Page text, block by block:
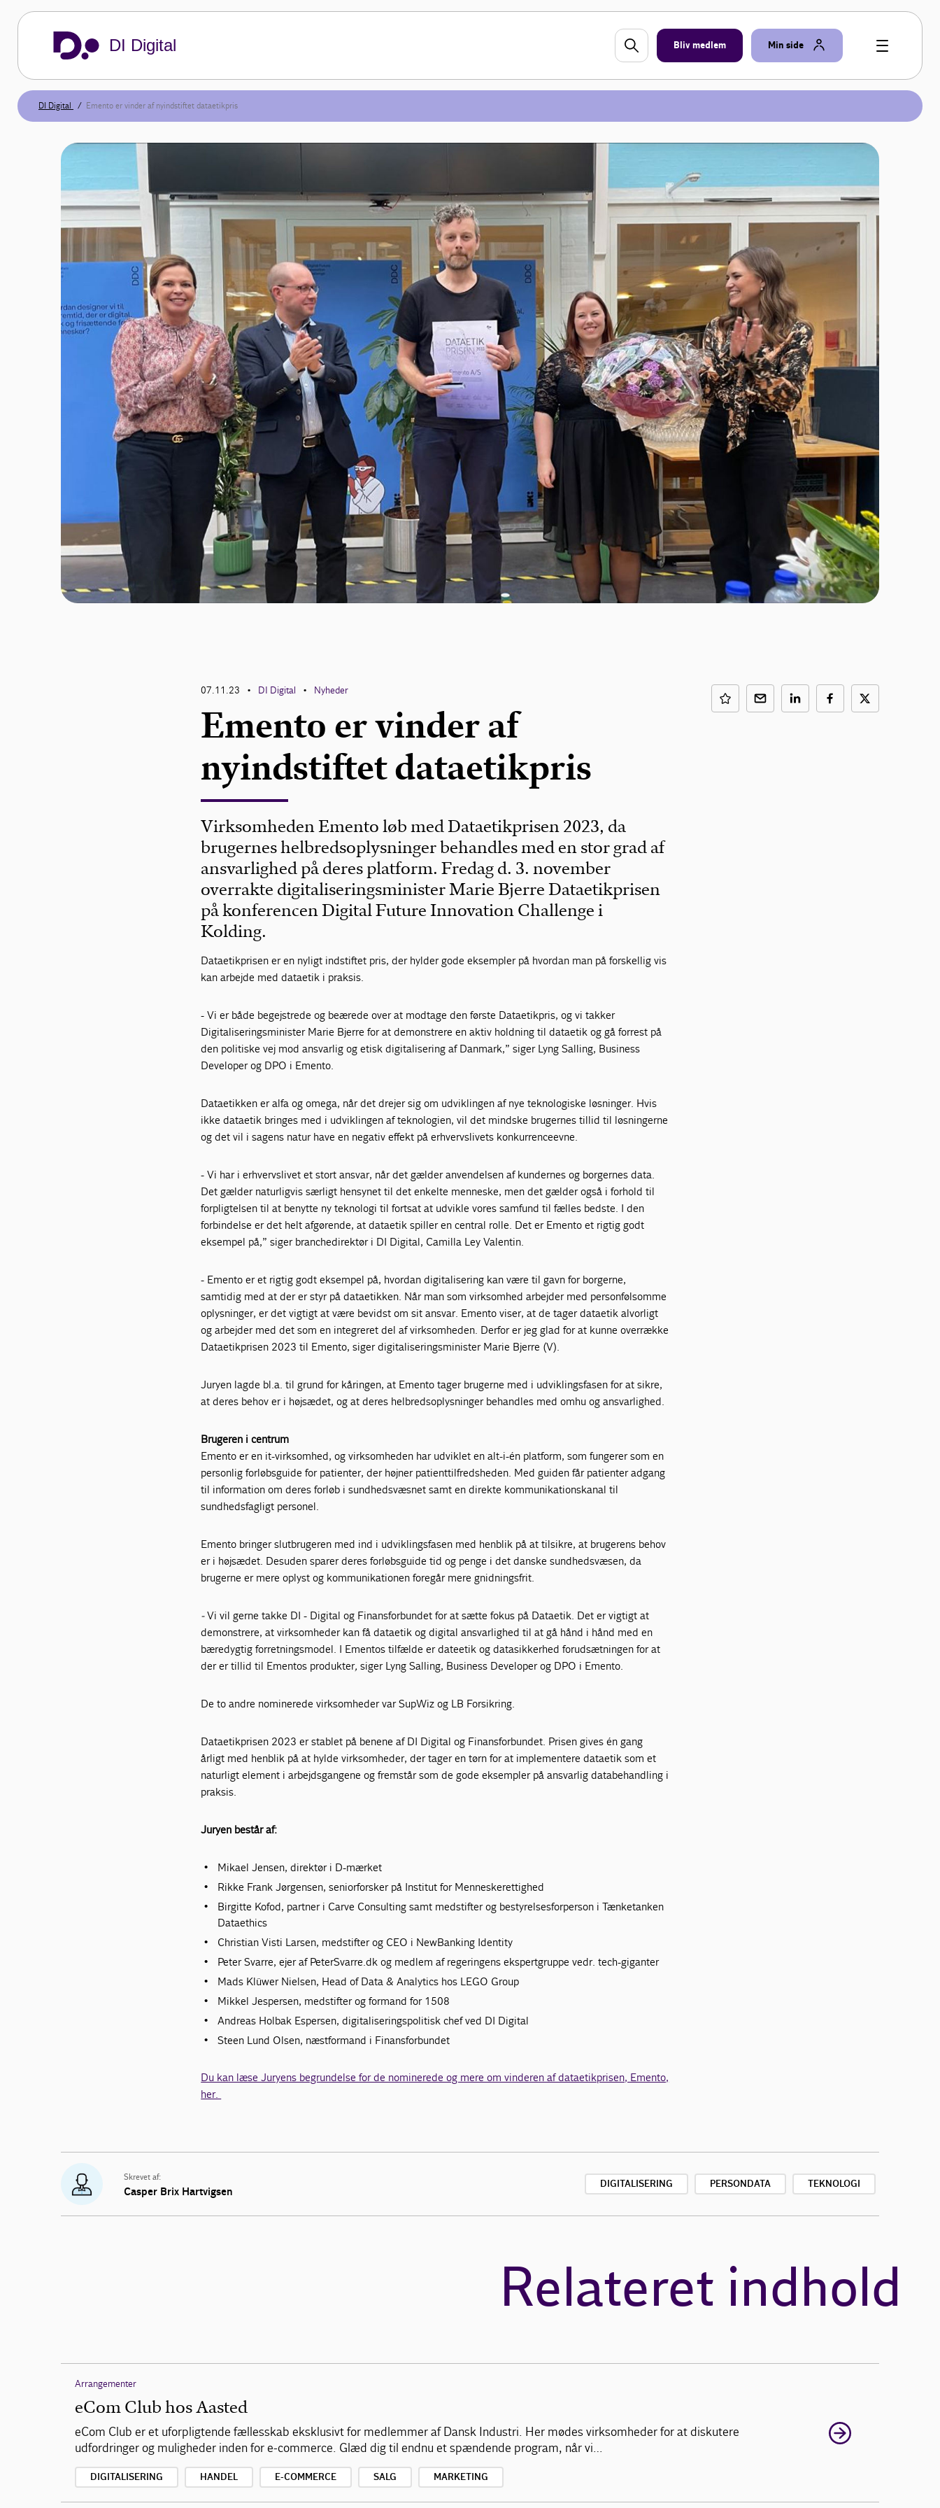
DI Digital Bliv medlem Min side
DI Digital Emento er vinder af nyindstiftet dataetikpris
07.11.23 • DI Digital • Nyheder
Emento er vinder af
nyindstiftet dataetikpris
Virksomheden Emento løb med Dataetikprisen 2023, da
brugernes helbredsoplysninger behandles med en stor grad af
ansvarlighed på deres platform. Fredag d. 3. november
overrakte digitaliseringsminister Marie Bjerre Dataetikprisen
på konferencen Digital Future Innovation Challenge i
Kolding.
Dataetikprisen er en nyligt indstiftet pris, der hylder gode eksempler på hvordan man på forskellig vis
kan arbejde med dataetik i praksis.
- Vi er både begejstrede og beærede over at modtage den første Dataetikpris, og vi takker
Digitaliseringsminister Marie Bjerre for at demonstrere en aktiv holdning til dataetik og gå forrest på
den politiske vej mod ansvarlig og etisk digitalisering af Danmark,” siger Lyng Salling, Business
Developer og DPO i Emento.
Dataetikken er alfa og omega, når det drejer sig om udviklingen af nye teknologiske løsninger. Hvis
ikke dataetik bringes med i udviklingen af teknologien, vil det mindske brugernes tillid til løsningerne
og det vil i sagens natur have en negativ effekt på erhvervslivets konkurrenceevne.
- Vi har i erhvervslivet et stort ansvar, når det gælder anvendelsen af kundernes og borgernes data.
Det gælder naturligvis særligt hensynet til det enkelte menneske, men det gælder også i forhold til
forpligtelsen til at benytte ny teknologi til fortsat at udvikle vores samfund til fælles bedste. I den
forbindelse er det helt afgørende, at dataetik spiller en central rolle. Det er Emento et rigtig godt
eksempel på,” siger branchedirektør i DI Digital, Camilla Ley Valentin.
- Emento er et rigtig godt eksempel på, hvordan digitalisering kan være til gavn for borgerne,
samtidig med at der er styr på dataetikken. Når man som virksomhed arbejder med personfølsomme
oplysninger, er det vigtigt at være bevidst om sit ansvar. Emento viser, at de tager dataetik alvorligt
og arbejder med det som en integreret del af virksomheden. Derfor er jeg glad for at kunne overrække
Dataetikprisen 2023 til Emento, siger digitaliseringsminister Marie Bjerre (V).
Juryen lagde bl.a. til grund for kåringen, at Emento tager brugerne med i udviklingsfasen for at sikre,
at deres behov er i højsædet, og at deres helbredsoplysninger behandles med omhu og ansvarlighed.
Brugeren i centrum
Emento er en it-virksomhed, og virksomheden har udviklet en alt-i-én platform, som fungerer som en
personlig forløbsguide for patienter, der højner patienttilfredsheden. Med guiden får patienter adgang
til information om deres forløb i sundhedsvæsnet samt en direkte kommunikationskanal til
sundhedsfagligt personel.
Emento bringer slutbrugeren med ind i udviklingsfasen med henblik på at tilsikre, at brugerens behov
er i højsædet. Desuden sparer deres forløbsguide tid og penge i det danske sundhedsvæsen, da
brugerne er mere oplyst og kommunikationen foregår mere gnidningsfrit.
-Vi vil gerne takke DI - Digital og Finansforbundet for at sætte fokus på Dataetik. Det er vigtigt at
demonstrere, at virksomheder kan få dataetik og digital ansvarlighed til at gå hånd i hånd med en
bæredygtig forretningsmodel. I Ementos tilfælde er dateetik og datasikkerhed forudsætningen for at
der er tillid til Ementos produkter, siger Lyng Salling, Business Developer og DPO i Emento.
De to andre nominerede virksomheder var SupWiz og LB Forsikring.
Dataetikprisen 2023 er stablet på benene af DI Digital og Finansforbundet. Prisen gives én gang
årligt med henblik på at hylde virksomheder, der tager en tørn for at implementere dataetik som et
naturligt element i arbejdsgangene og fremstår som de gode eksempler på ansvarlig databehandling i
praksis.
Juryen består af:
Mikael Jensen, direktør i D-mærket
Rikke Frank Jørgensen, seniorforsker på Institut for Menneskerettighed
Birgitte Kofod, partner i Carve Consulting samt medstifter og bestyrelsesforperson i Tænketanken
Dataethics
Christian Visti Larsen, medstifter og CEO i NewBanking Identity
Peter Svarre, ejer af PeterSvarre.dk og medlem af regeringens ekspertgruppe vedr. tech-giganter
Mads Klüwer Nielsen, Head of Data & Analytics hos LEGO Group
Mikkel Jespersen, medstifter og formand for 1508
Andreas Holbak Espersen, digitaliseringspolitisk chef ved DI Digital
Steen Lund Olsen, næstformand i Finansforbundet
Du kan læse Juryens begrundelse for de nominerede og mere om vinderen af dataetikprisen, Emento,
her.
Skrevet af:
Casper Brix Hartvigsen
DIGITALISERING PERSONDATA TEKNOLOGI
Relateret indhold
Arrangementer
eCom Club hos Aasted
eCom Club er et uforpligtende fællesskab eksklusivt for medlemmer af Dansk Industri. Her mødes virksomheder for at diskutere
udfordringer og muligheder inden for e-commerce. Glæd dig til endnu et spændende program, når vi…
DIGITALISERING HANDEL E-COMMERCE SALG MARKETING